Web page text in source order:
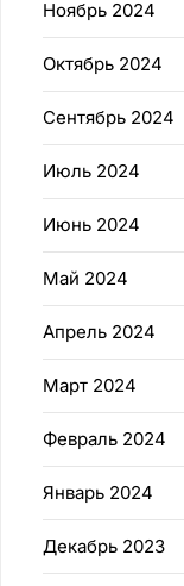
Ноябрь 2024
Октябрь 2024
Сентябрь 2024
Июль 2024
Июнь 2024
Май 2024
Апрель 2024
Март 2024
Февраль 2024
Январь 2024
Декабрь 2023